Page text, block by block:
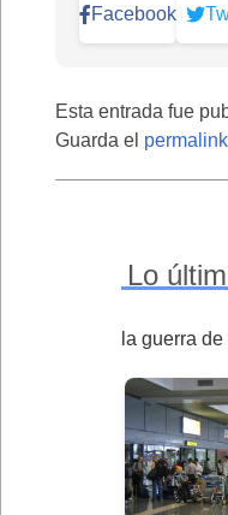
Facebook
Esta entrada fue
Guarda el permalink
Lo
la guerra